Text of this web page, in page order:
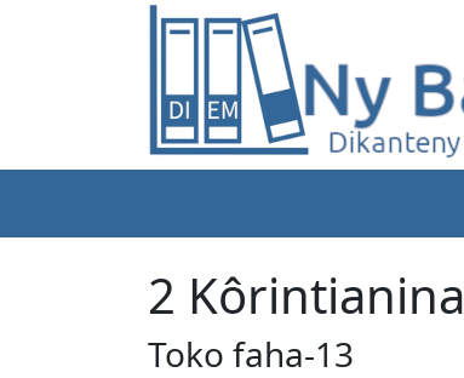
2 Kôrintianina
Toko faha-13